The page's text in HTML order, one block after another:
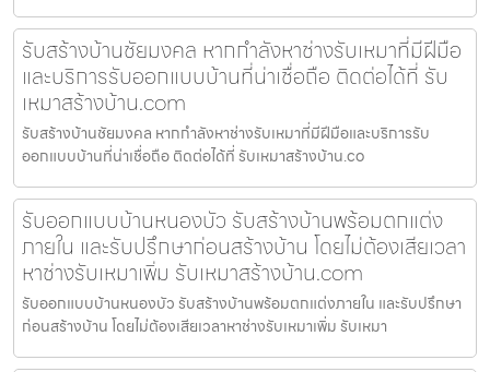
รับสร้างบ้านชัยมงคล หากกำลังหาช่างรับเหมาที่มีฝีมือ
และบริการรับออกแบบบ้านที่น่าเชื่อถือ ติดต่อได้ที่ รับ
เหมาสร้างบ้าน.com
รับสร้างบ้านชัยมงคล หากกำลังหาช่างรับเหมาที่มีฝีมือและบริการรับ
ออกแบบบ้านที่น่าเชื่อถือ ติดต่อได้ที่ รับเหมาสร้างบ้าน.co
รับออกแบบบ้านหนองบัว รับสร้างบ้านพร้อมตกแต่ง
ภายใน และรับปรึกษาก่อนสร้างบ้าน โดยไม่ต้องเสียเวลา
หาช่างรับเหมาเพิ่ม รับเหมาสร้างบ้าน.com
รับออกแบบบ้านหนองบัว รับสร้างบ้านพร้อมตกแต่งภายใน และรับปรึกษา
ก่อนสร้างบ้าน โดยไม่ต้องเสียเวลาหาช่างรับเหมาเพิ่ม รับเหมา